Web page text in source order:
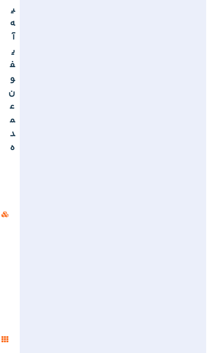
ی
ه
آ
ی
ف
و
ن
ع
م
د
ه